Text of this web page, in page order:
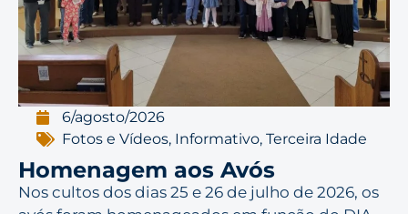
6/agosto/2026
Fotos e Vídeos, Informativo,Terceira Idade
Homenagem aos Avós
Nos cultos dos dias 25 e 26 de julho de 2026, os